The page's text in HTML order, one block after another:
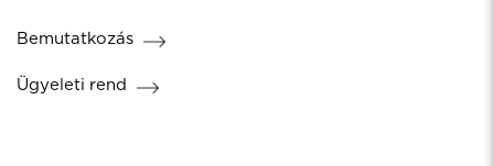
Bemutatkozás
Ügyeleti rend